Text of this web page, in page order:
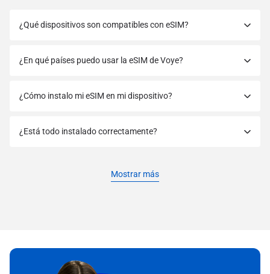
¿Qué dispositivos son compatibles con eSIM?
¿En qué países puedo usar la eSIM de Voye?
¿Cómo instalo mi eSIM en mi dispositivo?
¿Está todo instalado correctamente?
Mostrar más